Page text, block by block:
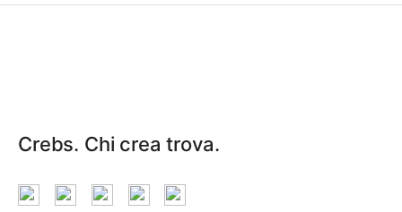
Crebs. Chi crea trova.